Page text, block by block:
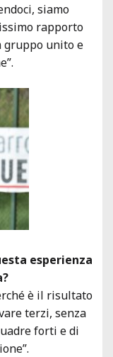
siamo
rapporto
gruppo unito e
esperienza
è il risultato
terzi, senza
forti e di